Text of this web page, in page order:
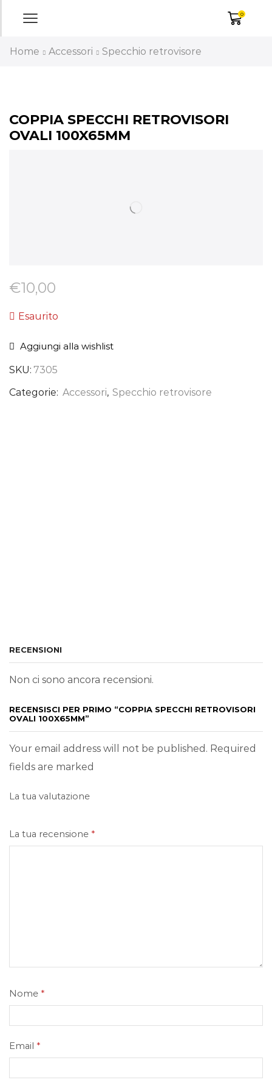
0
Home Accessori Specchio retrovisore
COPPIA SPECCHI RETROVISORI
OVALI 100X65MM
€10,00
Esaurito
Aggiungi alla wishlist
SKU: 7305
Categorie: Accessori, Specchio retrovisore
RECENSIONI
Non ci sono ancora recensioni.
RECENSISCI PER PRIMO “COPPIA SPECCHI RETROVISORI
OVALI 100X65MM”
Your email address will not be published. Required
fields are marked
La tua valutazione
La tua recensione *
Nome *
Email *